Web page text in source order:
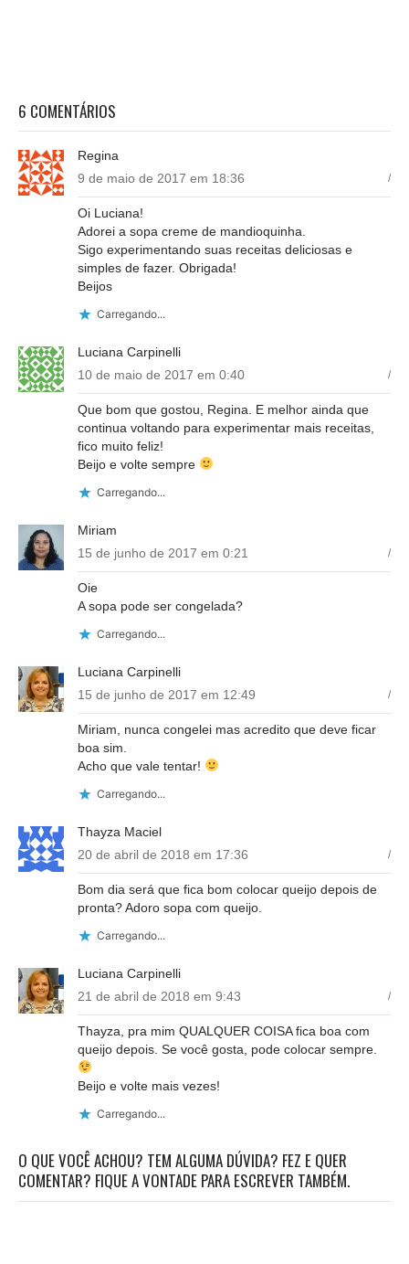
6 COMENTÁRIOS
Regina
9 de maio de 2017 em 18:36
/
Oi Luciana!
Adorei a sopa creme de mandioquinha.
Sigo experimentando suas receitas deliciosas e
simples de fazer. Obrigada!
Beijos
Carregando...
Luciana Carpinelli
10 de maio de 2017 em 0:40
/
Que bom que gostou, Regina. E melhor ainda que
continua voltando para experimentar mais receitas,
fico muito feliz!
Beijo e volte sempre
Carregando...
Miriam
15 de junho de 2017 em 0:21
/
Oie
A sopa pode ser congelada?
Carregando...
Luciana Carpinelli
15 de junho de 2017 em 12:49
/
Miriam, nunca congelei mas acredito que deve ficar
boa sim.
Acho que vale tentar!
Carregando...
Thayza Maciel
20 de abril de 2018 em 17:36
/
Bom dia será que fica bom colocar queijo depois de
pronta? Adoro sopa com queijo.
Carregando...
Luciana Carpinelli
21 de abril de 2018 em 9:43
/
Thayza, pra mim QUALQUER COISA fica boa com
queijo depois. Se você gosta, pode colocar sempre.
Beijo e volte mais vezes!
Carregando...
O QUE VOCÊ ACHOU? TEM ALGUMA DÚVIDA? FEZ E QUER
COMENTAR? FIQUE A VONTADE PARA ESCREVER TAMBÉM.